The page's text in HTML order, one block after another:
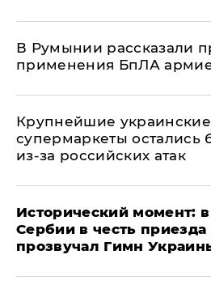
В Румынии рассказали
применения БпЛА
Крупнейшие украинские
супермаркеты остались
из-за российских атак
Исторический момент:
Сербии в честь приезда
прозвучал Гимн